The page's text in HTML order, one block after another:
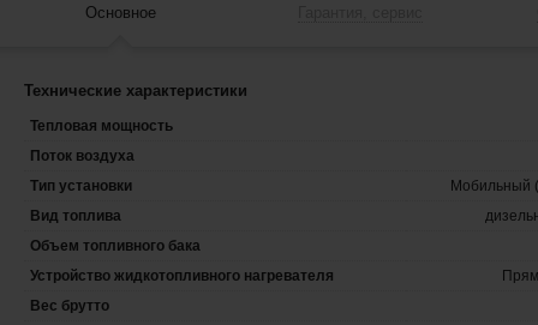
Основное
Технические характеристики
Тепловая мощность
Поток воздуха
Тип установки
Мобильный
Вид топлива
Объем топливного бака
Устройство жидкотопливного нагревателя
Вес брутто